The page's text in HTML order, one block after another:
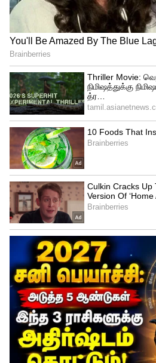
2023-ல் அது முடிவுக்கு
4
Image Credit : Our Own